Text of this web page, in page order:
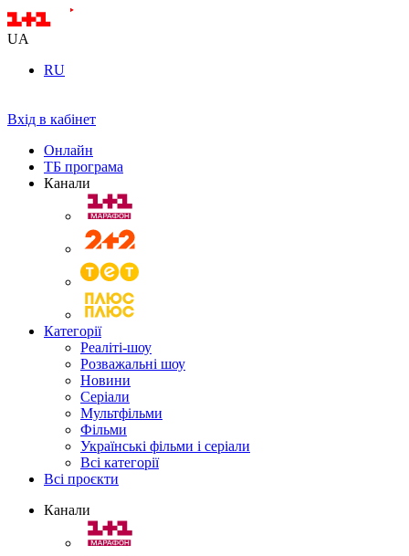
UA
RU
Вхід в кабінет
Онлайн
ТБ програма
Канали
Категорії
Реаліті-шоу
Розважальні шоу
Новини
Серіали
Мультфільми
Фільми
Українські фільми і серіали
Всі категорії
Всі проєкти
Канали